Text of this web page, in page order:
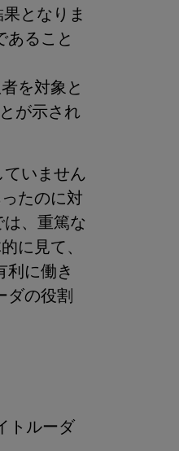
となりま
あること
を対象と
が示され
ていません
たのに対
、重篤な
に見て、
利に働き
ダの役割
トルーダ